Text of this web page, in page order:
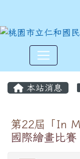
本站消息
第22屆「In
國際繪畫比賽